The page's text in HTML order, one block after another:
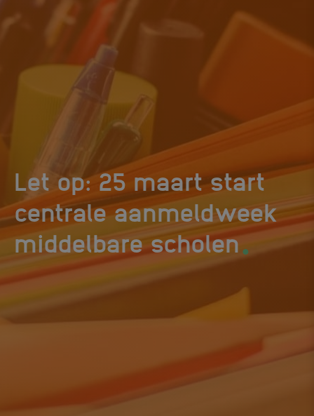
Let op: 25 maart start
centrale aanmeldweek
middelbare scholen.